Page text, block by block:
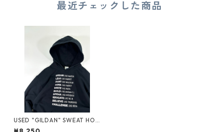
最近チェックした商品
USED "GILDAN" SWEAT HOO
DIE